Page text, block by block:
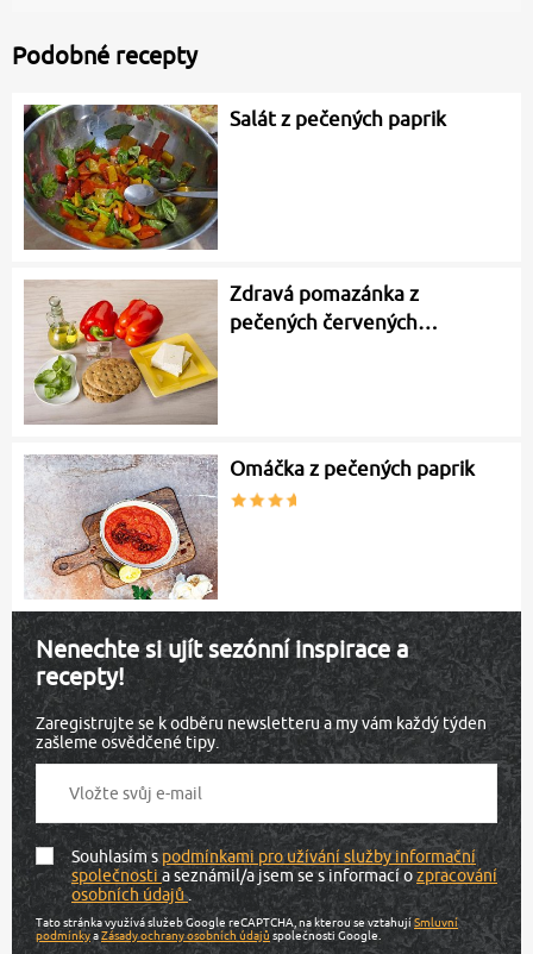
Podobné recepty
Salát z pečených paprik
Zdravá pomazánka z
pečených červených…
Omáčka z pečených paprik
Nenechte si ujít sezónní inspirace a
recepty!
Zaregistrujte se k odběru newsletteru a my vám každý týden
zašleme osvědčené tipy.
Souhlasím spodmínkami pro užívání služby informační
společnostia seznámil/a jsem se s informací ozpracování
osobních údajů.
Tato stránka využívá služeb Google reCAPTCHA, na kterou se vztahujíSmluvní
podmínkyaZásady ochrany osobních údajů společnosti Google.